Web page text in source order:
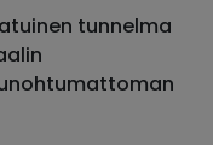
tunnelma